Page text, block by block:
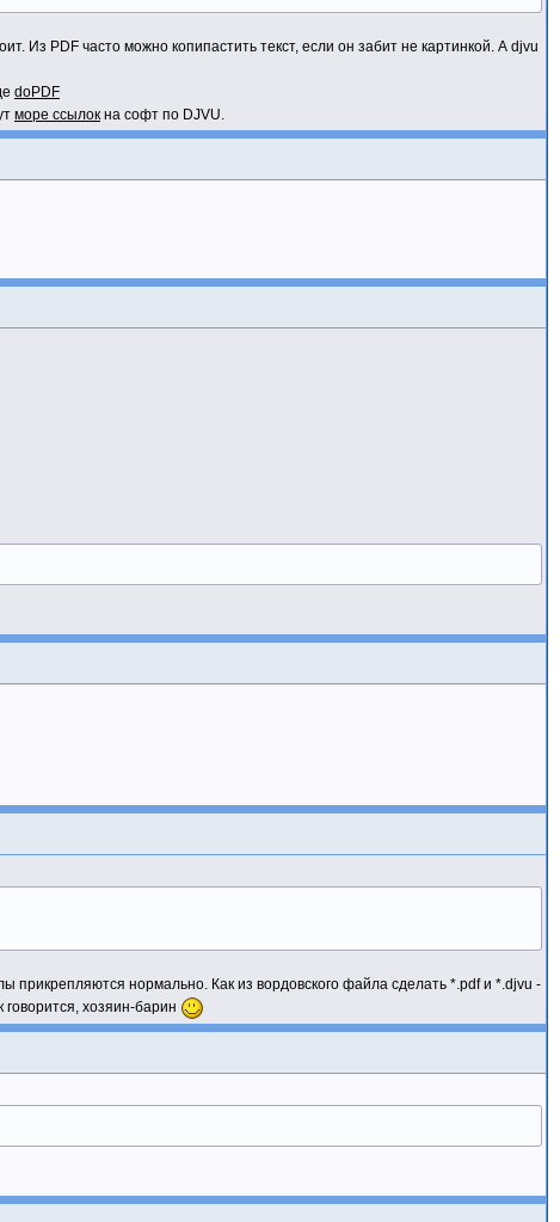
Из PDF часто можно копипастить текст, если он забит не картинкой. А djvu
doPDF
море ссылок на софт по DJVU.
нормально. Как из вордовского файла сделать *.pdf и *.djvu -
хозяин-барин